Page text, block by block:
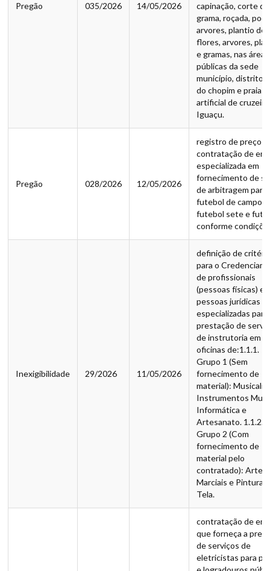
Pregão 035/2026 14/05/2026
capinação, corte de
grama, roçada,
arvores, plantio de
flores, arvores,
e gramas, nas áreas
públicas da sede
município, distrito
do chopim e praia
artificial de
Iguaçu.
Pregão 028/2026 12/05/2026
registro de preço
contratação de
especializada em
fornecimento de
de arbitragem para
futebol de campo,
futebol sete e
conforme
Inexigibilidade 29/2026 11/05/2026
definição de
para o
de profissionais
(pessoas físicas) e/
pessoas jurídicas
especializadas para
prestação de
de instrutoria em
oficinas de:1.1.1.
Grupo 1 (Sem
fornecimento de
material):
Instrumentos
Informática e
Artesanato. 1.1.2.
Grupo 2 (Com
fornecimento de
material pelo
contratado): Artes
Marciais e Pintura
Tela.
contratação de
que forneça a
de serviços de
eletricistas para